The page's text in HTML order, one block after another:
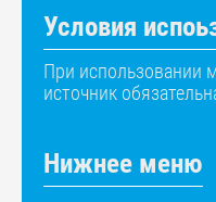
Условия
При использовании
источник
Нижнее меню